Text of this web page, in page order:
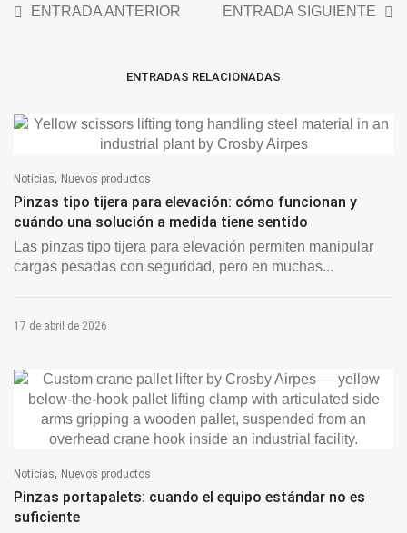
ENTRADA ANTERIOR ENTRADA SIGUIENTE
ENTRADAS RELACIONADAS
Noticias, Nuevos productos
Pinzas tipo tijera para elevación: cómo funcionan y
cuándo una solución a medida tiene sentido
Las pinzas tipo tijera para elevación permiten manipular
cargas pesadas con seguridad, pero en muchas...
17 de abril de 2026
Noticias, Nuevos productos
Pinzas portapalets: cuando el equipo estándar no es
suficiente